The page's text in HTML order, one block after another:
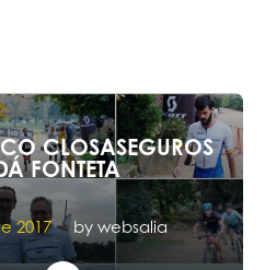
CLOSASEGUROS
FONTETA
2017 by websalia